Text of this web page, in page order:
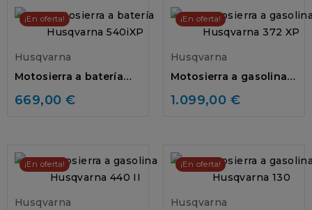
¡En oferta!
Husqvarna
Motosierra a batería
669,00 €
¡En oferta!
Husqvarna
Motosierra a gasolina
1.099,00 €
¡En oferta!
Husqvarna
¡En oferta!
Husqvarna